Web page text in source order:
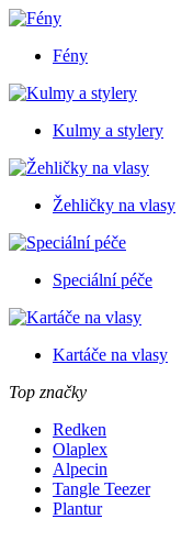
Fény
Kulmy a stylery
Žehličky na vlasy
Speciální péče
Kartáče na vlasy
Top značky
Redken
Olaplex
Alpecin
Tangle Teezer
Plantur